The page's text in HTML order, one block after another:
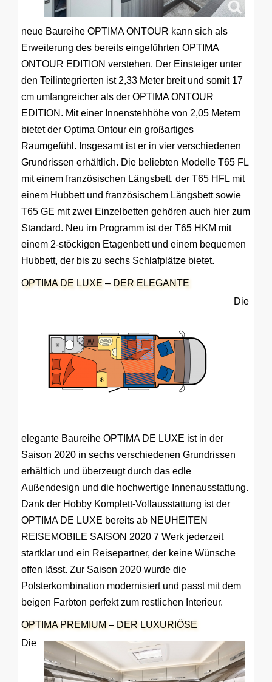
neue Baureihe OPTIMA ONTOUR kann sich als
Erweiterung des bereits eingeführten OPTIMA
ONTOUR EDITION verstehen. Der Einsteiger unter
den Teilintegrierten ist 2,33 Meter breit und somit 17
cm umfangreicher als der OPTIMA ONTOUR
EDITION. Mit einer Innenstehhöhe von 2,05 Metern
bietet der Optima Ontour ein großartiges
Raumgefühl. Insgesamt ist er in vier verschiedenen
Grundrissen erhältlich. Die beliebten Modelle T65 FL
mit einem französischen Längsbett, der T65 HFL mit
einem Hubbett und französischem Längsbett sowie
T65 GE mit zwei Einzelbetten gehören auch hier zum
Standard. Neu im Programm ist der T65 HKM mit
einem 2-stöckigen Etagenbett und einem bequemen
Hubbett, der bis zu sechs Schlafplätze bietet.
OPTIMA DE LUXE – DER ELEGANTE
Die
elegante Baureihe OPTIMA DE LUXE ist in der
Saison 2020 in sechs verschiedenen Grundrissen
erhältlich und überzeugt durch das edle
Außendesign und die hochwertige Innenausstattung.
Dank der Hobby Komplett-Vollausstattung ist der
OPTIMA DE LUXE bereits ab NEUHEITEN
REISEMOBILE SAISON 2020 7 Werk jederzeit
startklar und ein Reisepartner, der keine Wünsche
offen lässt. Zur Saison 2020 wurde die
Polsterkombination modernisiert und passt mit dem
beigen Farbton perfekt zum restlichen Interieur.
OPTIMA PREMIUM – DER LUXURIÖSE
Die